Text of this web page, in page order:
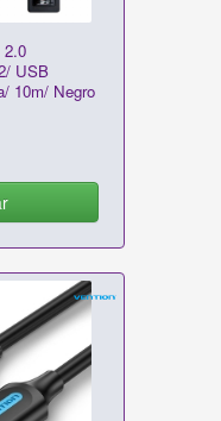
2.0
USB
10m/ Negro